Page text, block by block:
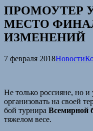
ПРОМОУТЕР
МЕСТО
ИЗМЕНЕНИЙ
7 февраля 2018Новости
Не только россияне, но
организовать на своей
бой турнира Всемирной
тяжелом весе.